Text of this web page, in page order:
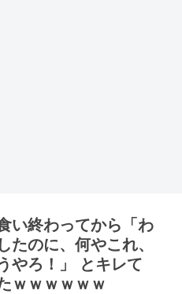
い終わってから「わ
たのに、何やこれ、
やろ！」 とキレて
ｗｗｗｗｗｗ